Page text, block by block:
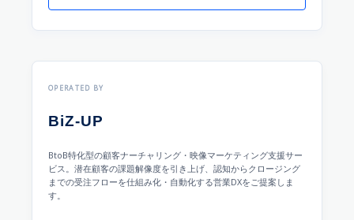
OPERATED BY
BiZ-UP
BtoB特化型の顧客ナーチャリング・映像マーケティング支援サー
ビス。潜在顧客の課題解像度を引き上げ、認知からクロージング
までの受注フローを仕組み化・自動化する営業DXをご提案しま
す。